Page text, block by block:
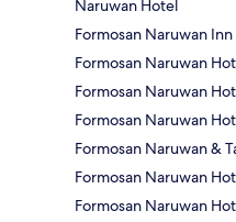
Naruwan Hotel
Formosan Naruwan
Formosan Naruwan
Formosan Naruwan
Formosan Naruwan
Formosan Naruwan &
Formosan Naruwan
Formosan Naruwan